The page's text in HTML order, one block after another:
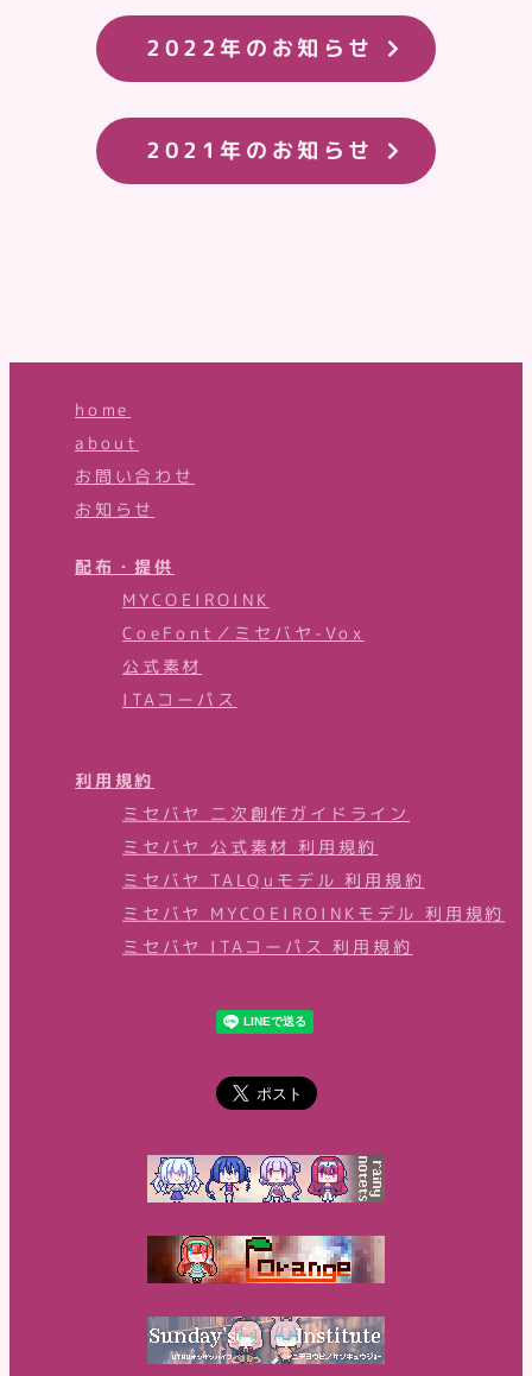
2022年のお知らせ
2021年のお知らせ
home
about
お問い合わせ
お知らせ
配布・提供
MYCOEIROINK
CoeFont／ミセバヤ-Vox
公式素材
ITAコーパス
利用規約
ミセバヤ 二次創作ガイドライン
ミセバヤ 公式素材 利用規約
ミセバヤ TALQuモデル 利用規約
ミセバヤ MYCOEIROINKモデル 利用規約
ミセバヤ ITAコーパス 利用規約